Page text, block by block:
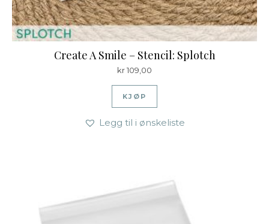
Create A Smile – Stencil: Splotch
kr109,00
KJØP
Legg til i ønskeliste